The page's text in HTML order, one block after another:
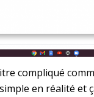
compliqué
en réalité et